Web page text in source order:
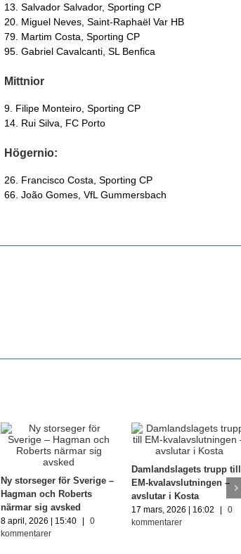
13. Salvador Salvador, Sporting CP
20. Miguel Neves, Saint-Raphaël Var HB
79. Martim Costa, Sporting CP
95. Gabriel Cavalcanti, SL Benfica
Mittnior
9. Filipe Monteiro, Sporting CP
14. Rui Silva, FC Porto
Högernio:
26. Francisco Costa, Sporting CP
66. João Gomes, VfL Gummersbach
Ny storseger för Sverige –
Hagman och Roberts
närmar sig avsked
8 april, 2026 | 15:40
0
kommentarer
Damlandslagets trupp till
EM-kvalavslutningen –
avslutar i Kosta
17 mars, 2026 | 16:02
0
kommentarer